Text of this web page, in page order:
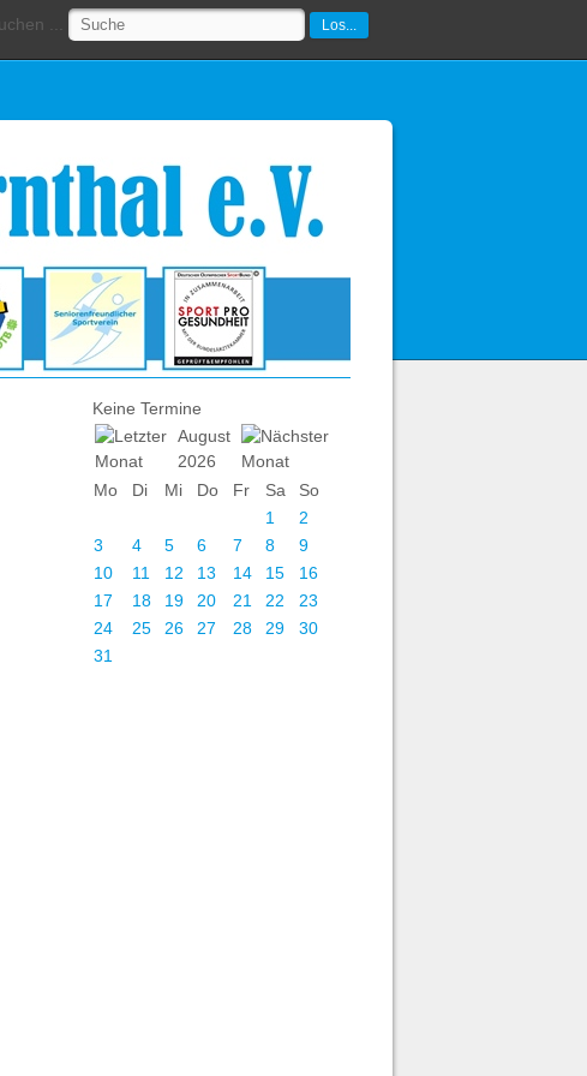
... Los...
Keine Termine
August
2026
Mo
Di Mi Do Fr Sa
So
1
2
3
4 5 6 7 8
9
10
11 12 13 14 15
16
17
18 19 20 21 22
23
24
25 26 27 28 29
30
31